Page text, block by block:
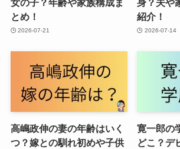
女の子？年齢や家族構成ま
とめ！
2026-07-21
身？夫や
紹介！
2026-07-14
高嶋政伸の妻の年齢はいく
つ？嫁との馴れ初めや子供
寛一郎の
どこ？デ